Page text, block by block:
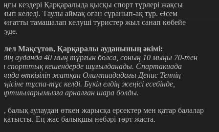
кездері Қарқаралыда қысқы спорт түрлері жақсы
келеді. Таулы аймақ оған сұранып-ақ тұр. Әсем
тамашалап келуші туристер жыл санап көбейе
Мақсұтов, Қарқаралы ауданының әкімі:
ауданда 40 мың тұрғын болса, соның 10 мыңы 70-тен
спорттық кешендерде шұғылданады. Спартакиада
өткізіліп жатқан Олимпиададағы Денис Теннің
тұспа-тұс келді. Бүкіл елдің жеңісі есебінде,
арналған шара болды.
балық аулаудан өткен жарысқа ерсектер мен қатар балалар
қатысты. Ең жас балықшы небәрі төрт жаста.